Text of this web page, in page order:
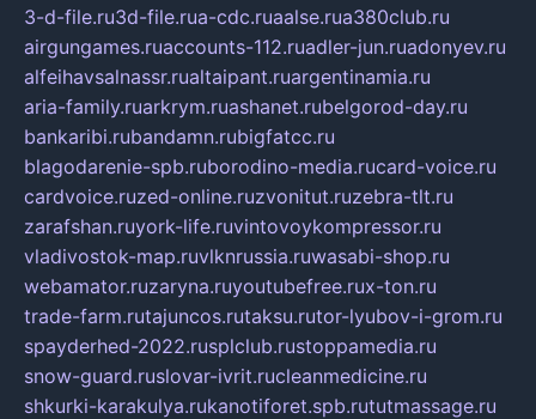
3-d-file.ru3d-file.rua-cdc.ruaalse.rua380club.ru
airgungames.ruaccounts-112.ruadler-jun.ruadonyev.ru
alfeihavsalnassr.rualtaipant.ruargentinamia.ru
aria-family.ruarkrym.ruashanet.rubelgorod-day.ru
bankaribi.rubandamn.rubigfatcc.ru
blagodarenie-spb.ruborodino-media.rucard-voice.ru
cardvoice.ruzed-online.ruzvonitut.ruzebra-tlt.ru
zarafshan.ruyork-life.ruvintovoykompressor.ru
vladivostok-map.ruvlknrussia.ruwasabi-shop.ru
webamator.ruzaryna.ruyoutubefree.rux-ton.ru
trade-farm.rutajuncos.rutaksu.rutor-lyubov-i-grom.ru
spayderhed-2022.rusplclub.rustoppamedia.ru
snow-guard.ruslovar-ivrit.rucleanmedicine.ru
shkurki-karakulya.rukanotiforet.spb.rututmassage.ru